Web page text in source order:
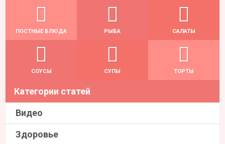
ПОСТНЫЕ БЛЮДА РЫБА САЛАТЫ
СОУСЫ СУПЫ ТОРТЫ
Категории статей
Видео
Здоровье